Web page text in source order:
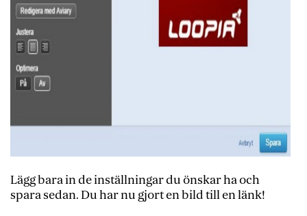
Lägg bara in de inställningar du önskar ha och
spara sedan. Du har nu gjort en bild till en länk!